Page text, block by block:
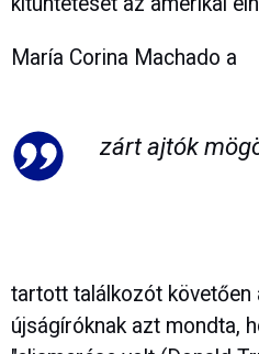
María Corina Machado a
zárt ajtók
tartott találkozót követően
újságíróknak azt mondta,